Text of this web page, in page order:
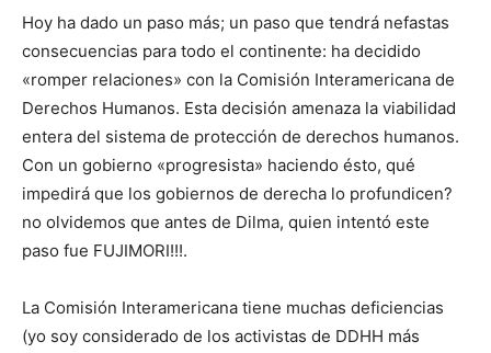
Hoy ha dado un paso más; un paso que tendrá nefastas
consecuencias para todo el continente: ha decidido
«romper relaciones» con la Comisión Interamericana de
Derechos Humanos. Esta decisión amenaza la viabilidad
entera del sistema de protección de derechos humanos.
Con un gobierno «progresista» haciendo ésto, qué
impedirá que los gobiernos de derecha lo profundicen?
no olvidemos que antes de Dilma, quien intentó este
paso fue FUJIMORI!!!.
La Comisión Interamericana tiene muchas deficiencias
(yo soy considerado de los activistas de DDHH más